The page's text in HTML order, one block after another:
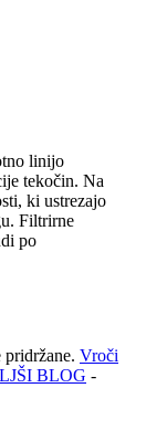
linijo
tekočin. Na
ki ustrezajo
Filtrirne
po
Vroči
BLOG -